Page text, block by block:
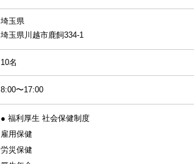
埼玉県
埼玉県川越市鹿飼334-1
10名
8:00〜17:00
● 福利厚生 社会保健制度
雇用保健
労災保健